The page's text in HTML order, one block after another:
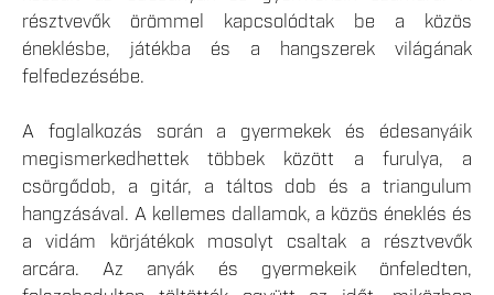
résztvevők örömmel kapcsolódtak be a közös
éneklésbe, játékba és a hangszerek világának
felfedezésébe.
A foglalkozás során a gyermekek és édesanyáik
megismerkedhettek többek között a furulya, a
csörgődob, a gitár, a táltos dob és a triangulum
hangzásával. A kellemes dallamok, a közös éneklés és
a vidám körjátékok mosolyt csaltak a résztvevők
arcára. Az anyák és gyermekeik önfeledten,